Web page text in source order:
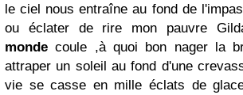
le ciel nous entraîne au fond de
ou éclater de rire mon pauvre
monde coule ,à quoi bon nager la
attraper un soleil au fond d'une
vie se casse en mille éclats de